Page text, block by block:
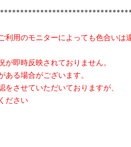
用のモニターによっても色合いは
即時反映されておりません。
る場合がございます。
させていただいておりますが、
ださい